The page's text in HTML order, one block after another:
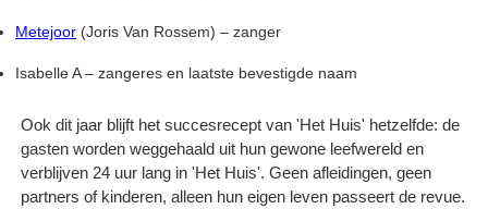
Metejoor (Joris Van Rossem) – zanger
Isabelle A – zangeres en laatste bevestigde naam
Ook dit jaar blijft het succesrecept van 'Het Huis' hetzelfde: de
gasten worden weggehaald uit hun gewone leefwereld en
verblijven 24 uur lang in 'Het Huis'. Geen afleidingen, geen
partners of kinderen, alleen hun eigen leven passeert de revue.